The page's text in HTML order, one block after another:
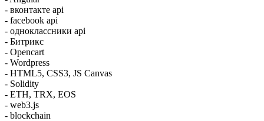
- вконтакте api
- facebook api
- одноклассники api
- Битрикс
- Opencart
- Wordpress
- HTML5, CSS3, JS Canvas
- Solidity
- ETH, TRX, EOS
- web3.js
- blockchain